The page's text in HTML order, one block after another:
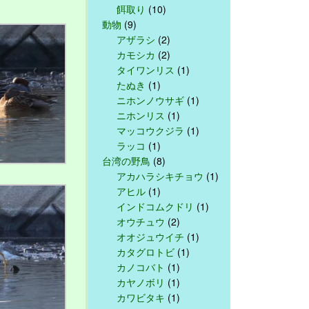
餌取り (10)
動物 (9)
アザラシ (2)
カモシカ (2)
タイワンリス (1)
たぬき (1)
ニホンノウサギ (1)
ニホンリス (1)
マッコウクジラ (1)
ラッコ (1)
台湾の野鳥 (8)
アカハラシキチョウ (1)
アヒル (1)
インドコムクドリ (1)
オウチュウ (2)
オオジュウイチ (1)
カタグロトビ (1)
カノコバト (1)
カヤノボリ (1)
カワビタキ (1)